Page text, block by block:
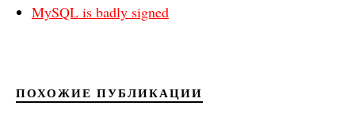
MySQL is badly signed
ПОХОЖИЕ ПУБЛИКАЦИИ